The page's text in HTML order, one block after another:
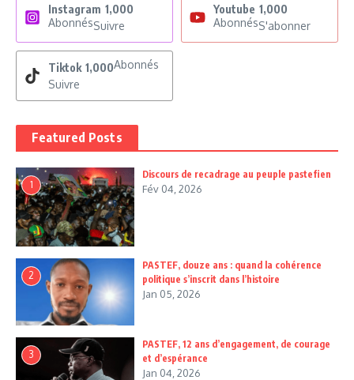
Instagram 1,000
AbonnésSuivre
Youtube 1,000
AbonnésS'abonner
Tiktok 1,000Abonnés
Suivre
Featured Posts
1
Discours de recadrage au peuple pastefien
Fév 04, 2026
2
PASTEF, douze ans : quand la cohérence
politique s’inscrit dans l’histoire
Jan 05, 2026
3
PASTEF, 12 ans d’engagement, de courage
et d’espérance
Jan 04, 2026